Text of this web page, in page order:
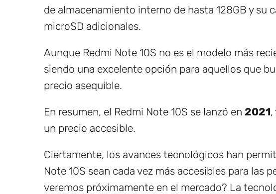
de almacenamiento interno de hasta 128GB y su
microSD adicionales.
Aunque Redmi Note 10S no es el modelo más
siendo una excelente opción para aquellos que
precio asequible.
En resumen, el Redmi Note 10S se lanzó en 2021,
un precio accesible.
Ciertamente, los avances tecnológicos han
Note 10S sean cada vez más accesibles para las
veremos próximamente en el mercado? La